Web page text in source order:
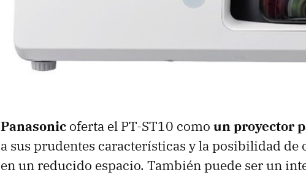
Panasonic oferta el PT-ST10 como un proyector
a sus prudentes características y la posibilidad de
en un reducido espacio. También puede ser un